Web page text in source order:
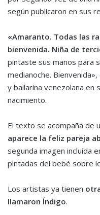
según publicaron en sus
«Amaranto. Todas las
bienvenida. Niña de
pintaste sus manos para
medianoche.
y bailarina venezolana
nacimiento.
El texto se acompaña de
aparece la feliz pareja
segunda imagen incluída
pintadas del bebé sobre
Los artistas ya tienen
llamaron Índigo.